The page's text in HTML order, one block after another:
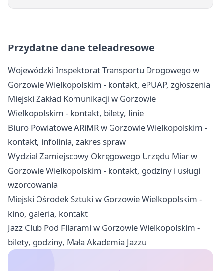
Przydatne dane teleadresowe
Wojewódzki Inspektorat Transportu Drogowego w
Gorzowie Wielkopolskim - kontakt, ePUAP, zgłoszenia
Miejski Zakład Komunikacji w Gorzowie
Wielkopolskim - kontakt, bilety, linie
Biuro Powiatowe ARiMR w Gorzowie Wielkopolskim -
kontakt, infolinia, zakres spraw
Wydział Zamiejscowy Okręgowego Urzędu Miar w
Gorzowie Wielkopolskim - kontakt, godziny i usługi
wzorcowania
Miejski Ośrodek Sztuki w Gorzowie Wielkopolskim -
kino, galeria, kontakt
Jazz Club Pod Filarami w Gorzowie Wielkopolskim -
bilety, godziny, Mała Akademia Jazzu